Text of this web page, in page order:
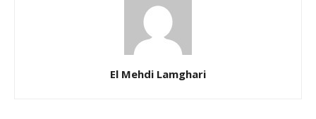
El Mehdi Lamghari